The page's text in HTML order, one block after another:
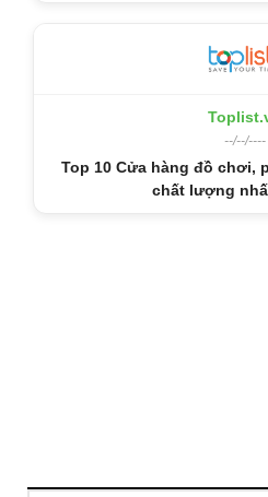
--/--/----
Top 10 Cửa hàng đồ chơi,
chất lượng